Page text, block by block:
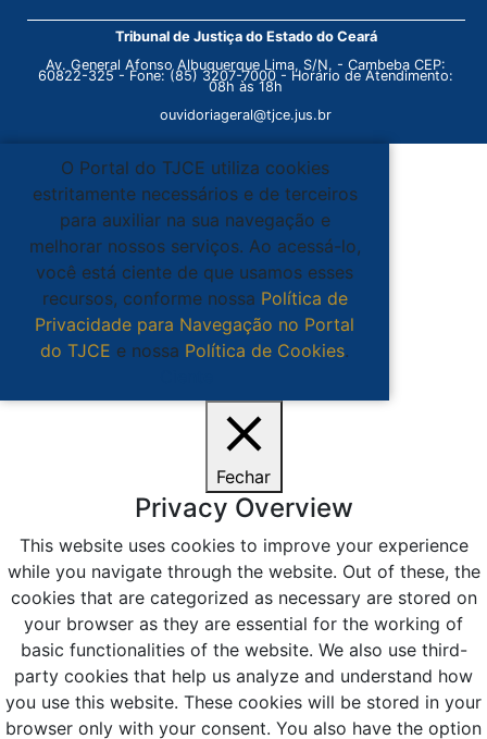
Tribunal de Justiça do Estado do Ceará
Av. General Afonso Albuquerque Lima, S/N. - Cambeba CEP:
60822-325 - Fone: (85) 3207-7000 - Horário de Atendimento:
08h às 18h
ouvidoriageral@tjce.jus.br
O Portal do TJCE utiliza cookies
estritamente necessários e de terceiros
para auxiliar na sua navegação e
melhorar nossos serviços. Ao acessá-lo,
você está ciente de que usamos esses
recursos, conforme nossa Política de
Privacidade para Navegação no Portal
do TJCE e nossa Política de Cookies.
Fechar
Privacy Overview
This website uses cookies to improve your experience
while you navigate through the website. Out of these, the
cookies that are categorized as necessary are stored on
your browser as they are essential for the working of
basic functionalities of the website. We also use third-
party cookies that help us analyze and understand how
you use this website. These cookies will be stored in your
browser only with your consent. You also have the option